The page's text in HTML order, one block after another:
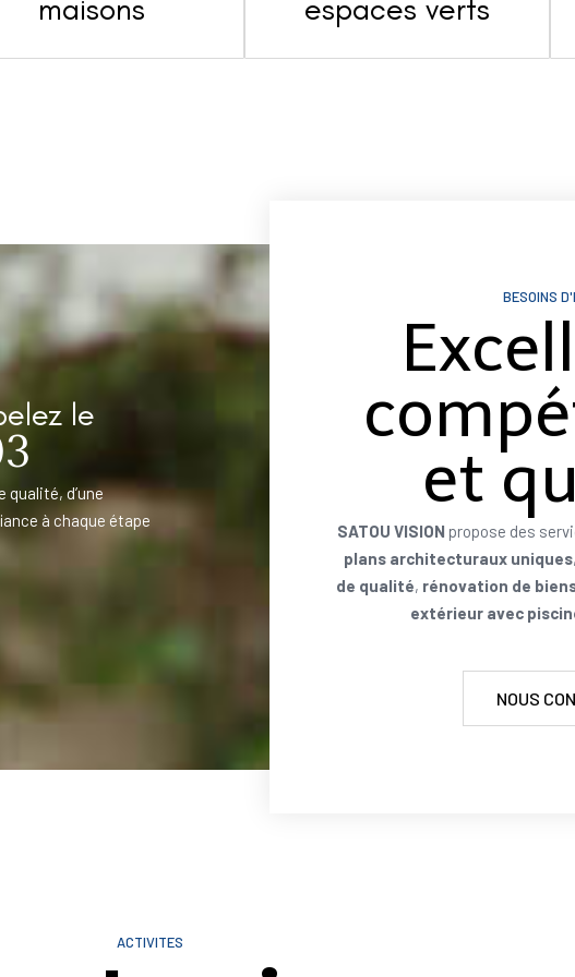
maisons espaces verts
le
qualité, d’une
à chaque étape
BESOINS
et
SATOU VISION propose des
plans architecturaux uniques,
de qualité, rénovation de
extérieur avec
NOUS
ACTIVITES